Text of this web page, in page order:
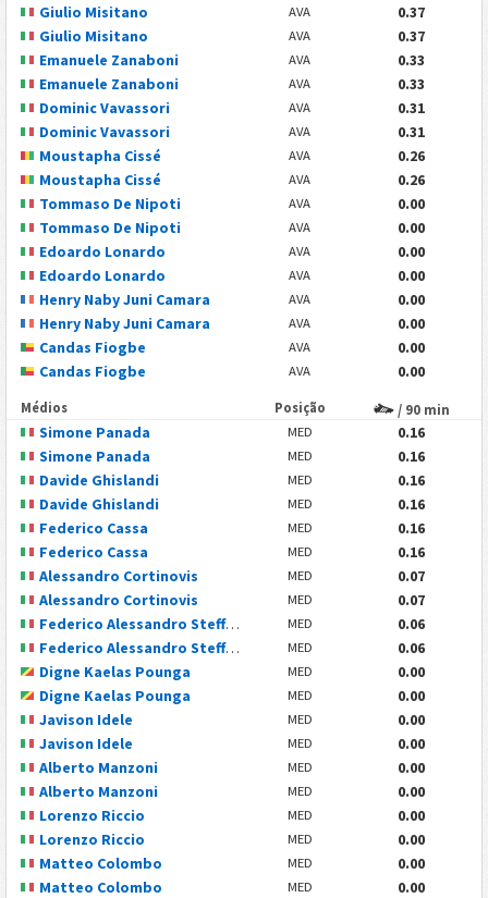
Giulio Misitano AVA
0.37
Giulio Misitano
AVA
0.37
Emanuele Zanaboni
AVA
0.33
Emanuele Zanaboni
AVA
0.33
Dominic Vavassori
AVA
0.31
Dominic Vavassori
AVA
0.31
Moustapha Cissé
AVA
0.26
Moustapha Cissé
AVA
0.26
Tommaso De Nipoti
AVA
0.00
Tommaso De Nipoti
AVA
0.00
Edoardo Lonardo
AVA
0.00
Edoardo Lonardo
AVA
0.00
Henry Naby Juni Camara
AVA
0.00
Henry Naby Juni Camara
AVA
0.00
Candas Fiogbe
AVA
0.00
Candas Fiogbe
AVA 0.00
Médios Posição / 90 min
Simone Panada MED
0.16
Simone Panada
MED
0.16
Davide Ghislandi
MED
0.16
Davide Ghislandi
MED
0.16
Federico Cassa
MED
0.16
Federico Cassa
MED
0.16
Alessandro Cortinovis
MED
0.07
Alessandro Cortinovis
MED
0.07
Federico Alessandro Steffanoni
MED
0.06
Federico Alessandro Steffanoni
MED
0.06
Digne Kaelas Pounga
MED
0.00
Digne Kaelas Pounga
MED
0.00
Javison Idele
MED
0.00
Javison Idele
MED
0.00
Alberto Manzoni
MED
0.00
Alberto Manzoni
MED
0.00
Lorenzo Riccio
MED
0.00
Lorenzo Riccio
MED
0.00
Matteo Colombo
MED
0.00
Matteo Colombo
MED 0.00